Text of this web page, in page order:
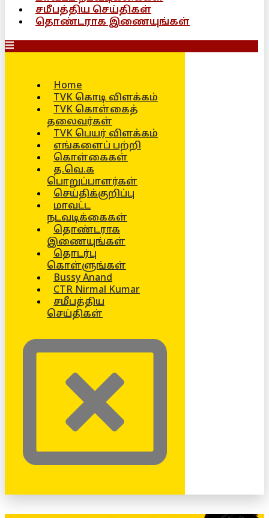
சமீபத்திய செய்திகள்
தொண்டராக இணையுங்கள்
Home
TVK கொடி விளக்கம்
TVK கொள்கைத்
தலைவர்கள்
TVK பெயர் விளக்கம்
எங்களைப் பற்றி
கொள்கைகள்
த.வெ.க
பொறுப்பாளர்கள்
செய்திக்குறிப்பு
மாவட்ட
நடவடிக்கைகள்
தொண்டராக
இணையுங்கள்
தொடர்பு
கொள்ளுங்கள்
Bussy Anand
CTR Nirmal Kumar
சமீபத்திய
செய்திகள்